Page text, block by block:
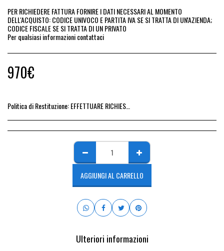
PER RICHIEDERE FATTURA FORNIRE I DATI NECESSARI AL MOMENTO
DELL'ACQUISTO: CODICE UNIVOCO E PARTITA IVA SE SI TRATTA DI UN'AZIENDA;
CODICE FISCALE SE SI TRATTA DI UN PRIVATO
Per qualsiasi informazioni contattaci
970€
Politica di Restituzione:EFFETTUARE RICHIESTA DI RESO ENTRO 14 GIORNI DALL&#039;ACQUISTO DEL RICAMBIO, IL RIMBORSO VIENE EMESSO ALLA CONSEGNA DEL RICAMBIO IN SEDE.
AGGIUNGI AL CARRELLO
Ulteriori informazioni